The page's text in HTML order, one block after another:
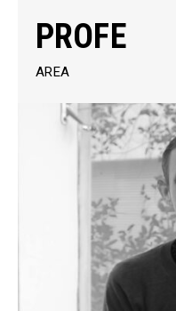
PROFE
AREA